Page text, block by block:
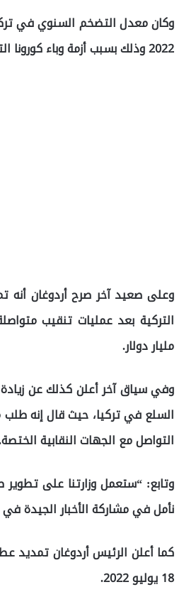
2022 وذلك بسبب أزمة وباء كورونا التي أعقبتها الحرب الروسية الأوكرانية.
وعلى صعيد آخر صرح أردوغان أنه
مليار دولار.
وفي سياق آخر أعلن كذلك عن زيادة
السلع في تركيا، حيث قال إنه طلب
التواصل مع الجهات النقابية
وتابع: “ستعمل وزارتنا على
نأمل في مشاركة الأخبار الجيدة
18 يوليو 2022.